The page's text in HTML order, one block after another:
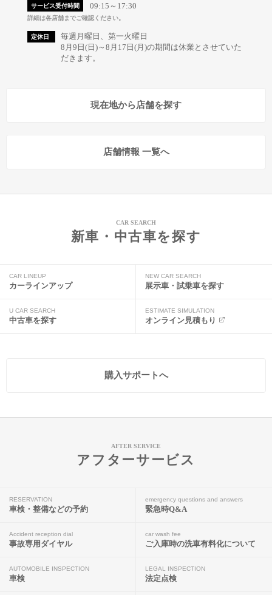
サービス受付時間 09:15～17:30
詳細は各店舗までご確認ください。
定休日
毎週月曜日、第一火曜日
8月9日(日)～8月17日(月)の期間は休業とさせていた
だきます。
現在地から店舗を探す
店舗情報 一覧へ
CAR SEARCH
新車・中古車を探す
CAR LINEUP
カーラインアップ
NEW CAR SEARCH
展示車・試乗車を探す
U CAR SEARCH
中古車を探す
ESTIMATE SIMULATION
オンライン見積もり
購入サポートへ
AFTER SERVICE
アフターサービス
RESERVATION
車検・整備などの予約
emergency questions and answers
緊急時Q&A
Accident reception dial
事故専用ダイヤル
car wash fee
ご入庫時の洗車有料化について
AUTOMOBILE INSPECTION
車検
LEGAL INSPECTION
法定点検